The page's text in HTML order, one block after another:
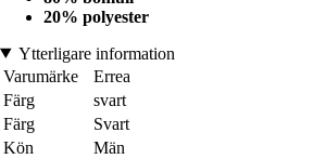
20% polyester
Ytterligare information
Varumärke
Errea
Färg
svart
Färg
Svart
Kön
Män